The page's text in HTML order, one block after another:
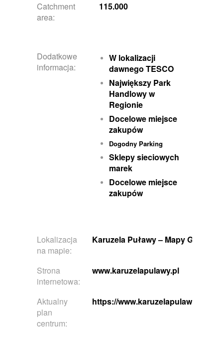
Catchment
area:
115.000
Dodatkowe
informacja:
W lokalizacji
dawnego TESCO
Największy Park
Handlowy w
Regionie
Docelowe miejsce
zakupów
Dogodny Parking
Sklepy sieciowych
marek
Docelowe miejsce
zakupów
Lokalizacja
na mapie:
Karuzela Puławy – Mapy Google
Strona
internetowa:
www.karuzelapulawy.pl
Aktualny
plan
centrum:
https://www.karuzelapulawy.pl/